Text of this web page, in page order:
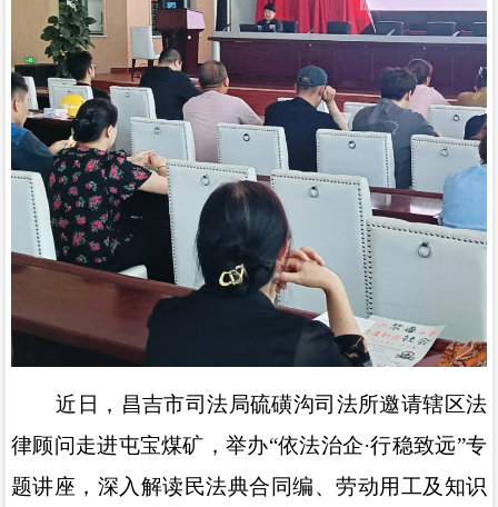
近日， 昌吉市司法局硫磺沟司法所邀请辖区法
律顾问走进屯宝煤矿，举办“依法治企·行稳致远”专
题讲座，深入解读民法典合同编、劳动用工及知识